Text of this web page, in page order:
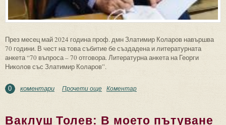
През месец май 2024 година проф. дмн Златимир Коларов навършва
70 години. В чест на това събитие бе създадена и литературната
анкета “70 въпроса – 70 отговора. Литературна анкета на Георги
Николов със Златимир Коларов”.
0 коментари Прочети още about 70 въпроса – 70 отговора. Проф. дмн
Коментар
Ваклуш Толев: В моето пътуване